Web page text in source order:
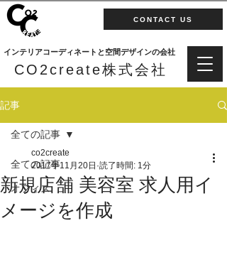
インテリアコーディネートと空間デザインの会社
CO2create株式会社
CONTACT US
記事
全ての記事
オフィス
全ての記事
新規店舗 美容室 求人用イ
メージを作成
co2create
2017年11月20日 読了時間: 1分